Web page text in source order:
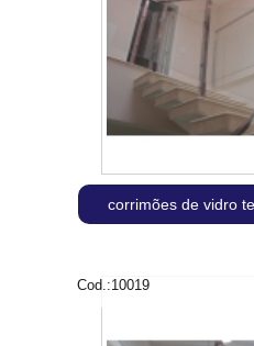
corrimões de vidro
Cod.:10019